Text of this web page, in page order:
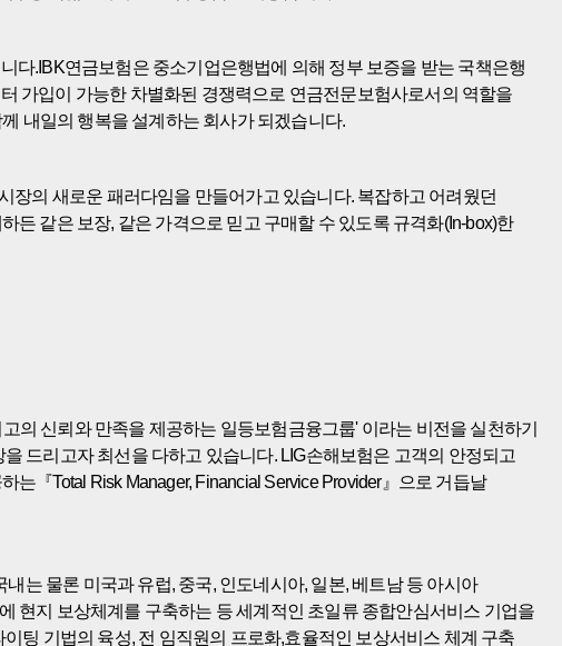
다.IBK연금보험은 중소기업은행법에 의해 정부 보증을 받는 국책은행
가입이 가능한 차별화된 경쟁력으로 연금전문보험사로서의 역할을
내일의 행복을 설계하는 회사가 되겠습니다.
의 새로운 패러다임을 만들어가고 있습니다. 복잡하고 어려웠던
든 같은 보장, 같은 가격으로 믿고 구매할 수 있도록 규격화(In-box)한
의 신뢰와 만족을 제공하는 일등보험금융그룹' 이라는 비전을 실천하기
드리고자 최선을 다하고 있습니다. LIG손해보험은 고객의 안정되고
『Total Risk Manager, Financial Service Provider』으로 거듭날
는 물론 미국과 유럽, 중국, 인도네시아, 일본, 베트남 등 아시아
현지 보상체계를 구축하는 등 세계적인 초일류 종합안심서비스 기업을
팅 기법의 육성, 전 임직원의 프로화,효율적인 보상서비스 체계 구축